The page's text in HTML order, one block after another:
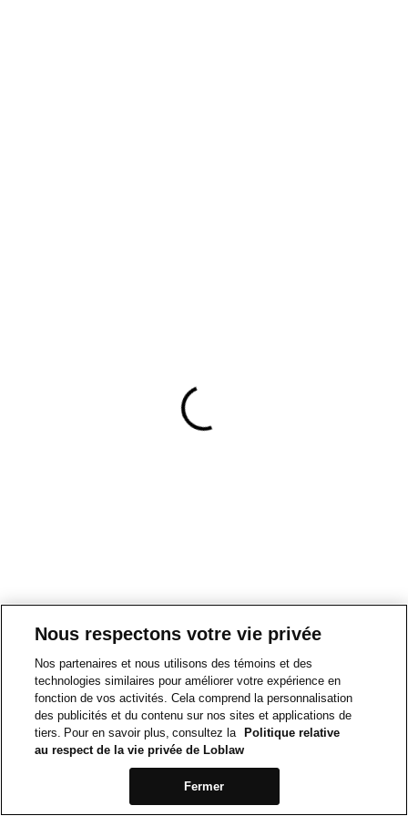
Nous respectons votre vie privée
Nos partenaires et nous utilisons des témoins et des
technologies similaires pour améliorer votre expérience en
fonction de vos activités. Cela comprend la personnalisation
des publicités et du contenu sur nos sites et applications de
tiers. Pour en savoir plus, consultez la
Politique relative
au respect de la vie privée de Loblaw
Fermer